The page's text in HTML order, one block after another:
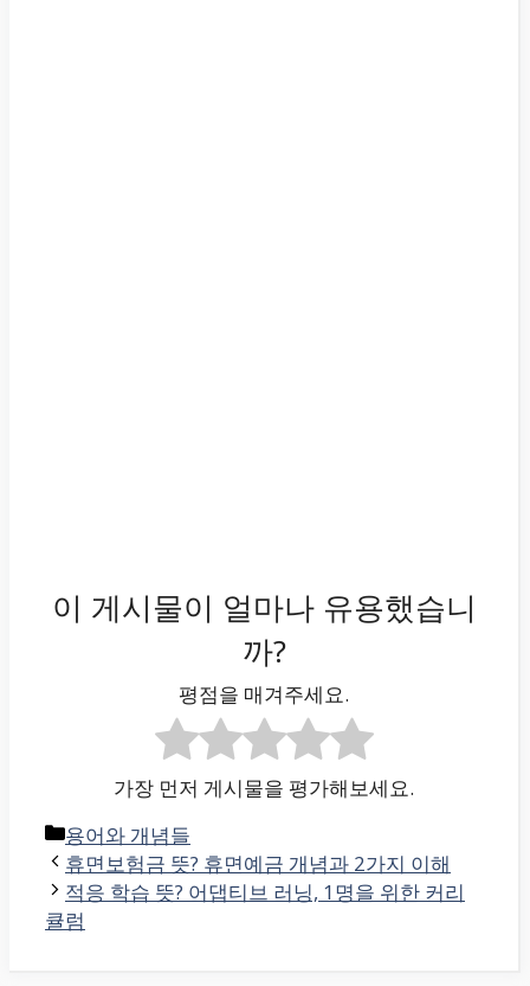
이 게시물이 얼마나 유용했습니
까?
평점을 매겨주세요.
가장 먼저 게시물을 평가해보세요.
카
테
고
리
용어와 개념들
휴면보험금 뜻? 휴면예금 개념과 2가지 이해
적응 학습 뜻? 어댑티브 러닝, 1명을 위한 커리
큘럼